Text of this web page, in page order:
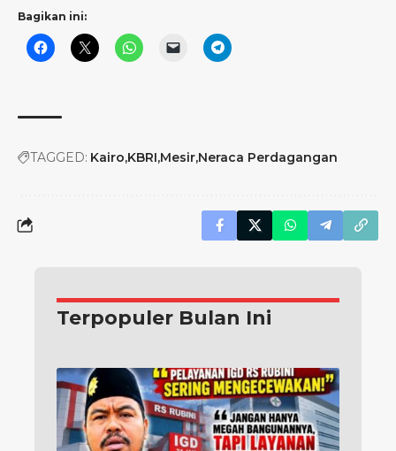
Bagikan ini:
TAGGED: Kairo KBRI Mesir Neraca Perdagangan
Terpopuler Bulan Ini